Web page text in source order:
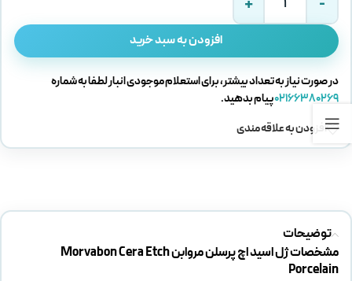
افزودن به سبد خرید
در صورت نیاز به تعداد بیشتر، برای استعلام موجودی انبار لطفا به شماره
02166380269پیام بدهید.
افزودن به علاقه مندی
توضیحات
مشخصات ژل اسید اچ پرسلن مروابن Morvabon Cera Etch
Porcelain